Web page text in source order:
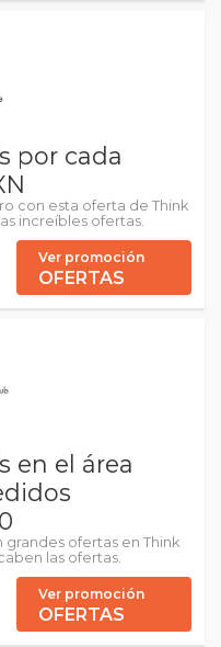
por cada
con esta oferta de Think
increíbles ofertas.
Ver promoción
OFERTAS
en el área
ofertas en Think
las ofertas.
Ver promoción
OFERTAS